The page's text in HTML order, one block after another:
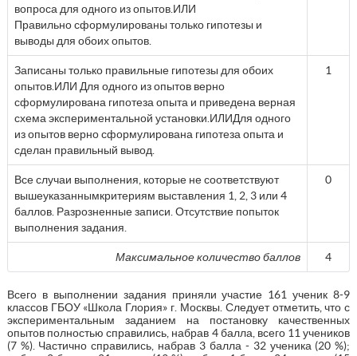
вопроса для одного из опытов.ИЛИ
Правильно сформулированы только гипотезы и
выводы для обоих опытов.
Записаны только правильные гипотезы для обоих
опытов.ИЛИ Для одного из опытов верно
сформулирована гипотеза опыта и приведена верная
схема экспериментальной установки.ИЛИДля одного
из опытов верно сформулирована гипотеза опыта и
сделан правильный вывод.
1
Все случаи выполнения, которые не соответствуют
вышеуказаннымкритериям выставления 1, 2, 3 или 4
баллов. Разрозненные записи. Отсутствие попыток
выполнения задания.
0
Максимальное количество баллов 4
Всего в выполнении задания приняли участие 161 ученик 8-9
классов ГБОУ «Школа Глория» г. Москвы. Следует отметить, что с
экспериментальным заданием на постановку качественных
опытов полностью справились, набрав 4 балла, всего 11 учеников
(7 %). Частично справились, набрав 3 балла - 32 ученика (20 %);